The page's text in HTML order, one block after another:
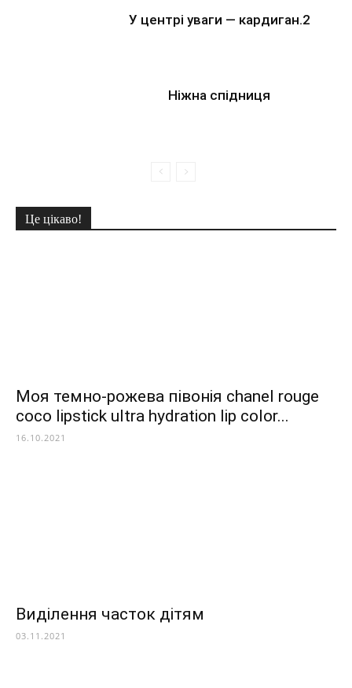
У центрі уваги — кардиган.2
Ніжна спідниця
Це цікаво!
Моя темно-рожева півонія chanel rouge
coco lipstick ultra hydration lip color...
16.10.2021
Виділення часток дітям
03.11.2021